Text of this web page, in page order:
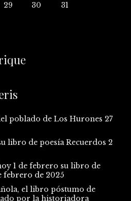
29 30 31
poblado de Los Hurones 27
libro de poesía Recuerdos 2
1 de febrero su libro de
febrero de 2025
el libro póstumo de
por la historiadora